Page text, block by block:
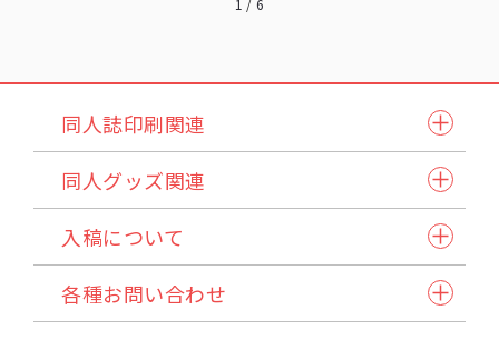
同人誌印刷関連
同人誌セット
小説本セット
ステッチ本・ペラ本
同人誌企画セット
同人グッズ関連
紙製品
アクリル製品
缶バッジ・アクセサリー類・その他アイテム
入稿について
入稿スケジュール/イベント情報
発注から納品の流れ
納品方法/送料について
各種お問い合わせ
自動見積り/予約
法人のお客様へ